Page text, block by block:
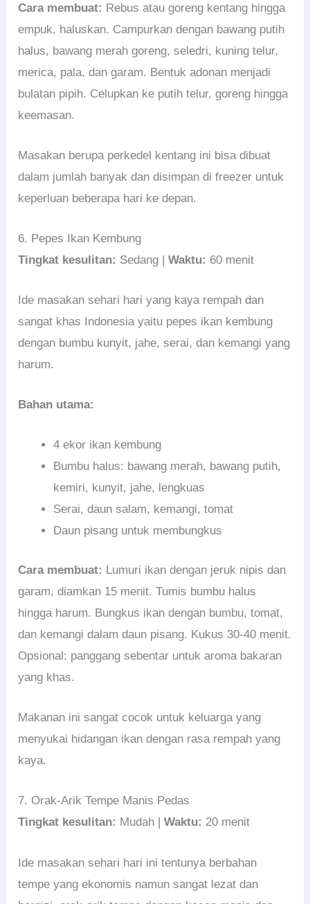
Cara membuat: Rebus atau goreng kentang hingga
empuk, haluskan. Campurkan dengan bawang putih
halus, bawang merah goreng, seledri, kuning telur,
merica, pala, dan garam. Bentuk adonan menjadi
bulatan pipih. Celupkan ke putih telur, goreng hingga
keemasan.
Masakan berupa perkedel kentang ini bisa dibuat
dalam jumlah banyak dan disimpan di freezer untuk
keperluan beberapa hari ke depan.
6. Pepes Ikan Kembung
Tingkat kesulitan: Sedang |Waktu: 60 menit
Ide masakan sehari hari yang kaya rempah dan
sangat khas Indonesia yaitu pepes ikan kembung
dengan bumbu kunyit, jahe, serai, dan kemangi yang
harum.
Bahan utama:
4 ekor ikan kembung
Bumbu halus: bawang merah, bawang putih,
kemiri, kunyit, jahe, lengkuas
Serai, daun salam, kemangi, tomat
Daun pisang untuk membungkus
Cara membuat: Lumuri ikan dengan jeruk nipis dan
garam, diamkan 15 menit. Tumis bumbu halus
hingga harum. Bungkus ikan dengan bumbu, tomat,
dan kemangi dalam daun pisang. Kukus 30-40 menit.
Opsional: panggang sebentar untuk aroma bakaran
yang khas.
Makanan ini sangat cocok untuk keluarga yang
menyukai hidangan ikan dengan rasa rempah yang
kaya.
7. Orak-Arik Tempe Manis Pedas
Tingkat kesulitan: Mudah |Waktu: 20 menit
Ide masakan sehari hari ini tentunya berbahan
tempe yang ekonomis namun sangat lezat dan